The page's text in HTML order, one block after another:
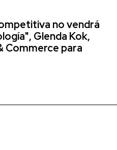
no vendrá
Glenda Kok,
Commerce para